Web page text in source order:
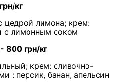
кг
цедрой лимона; крем:
с лимонным соком
800 грн/кг
крем: сливочно-
: персик, банан, апельсин